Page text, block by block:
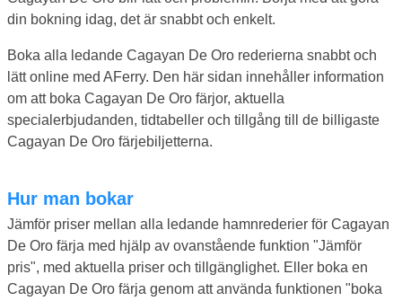
din bokning idag, det är snabbt och enkelt.
Boka alla ledande Cagayan De Oro rederierna snabbt och
lätt online med AFerry. Den här sidan innehåller information
om att boka Cagayan De Oro färjor, aktuella
specialerbjudanden, tidtabeller och tillgång till de billigaste
Cagayan De Oro färjebiljetterna.
Hur man bokar
Jämför priser mellan alla ledande hamnrederier för Cagayan
De Oro färja med hjälp av ovanstående funktion "Jämför
pris", med aktuella priser och tillgänglighet. Eller boka en
Cagayan De Oro färja genom att använda funktionen "boka